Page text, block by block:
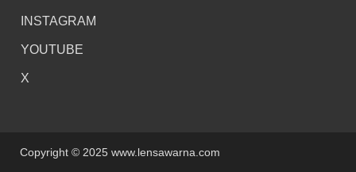
INSTAGRAM
YOUTUBE
X
Copyright © 2025 www.lensawarna.com